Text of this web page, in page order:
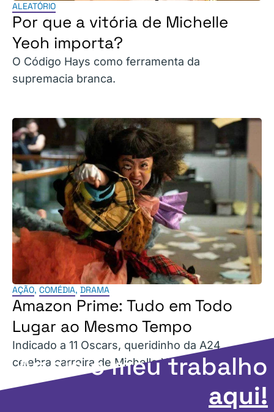
ALEATÓRIO
Por que a vitória de Michelle
Yeoh importa?
O Código Hays como ferramenta da
supremacia branca.
AÇÃO, COMÉDIA, DRAMA
Amazon Prime: Tudo em Todo
Lugar ao Mesmo Tempo
Indicado a 11 Oscars, queridinho da A24
celebra carreira de Michelle Yeoh.
Apoie o meu trabalho
aqui!